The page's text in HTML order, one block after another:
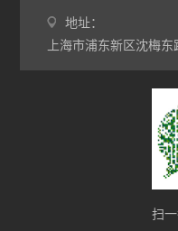
地址：
上海市浦东新区沈梅东
扫